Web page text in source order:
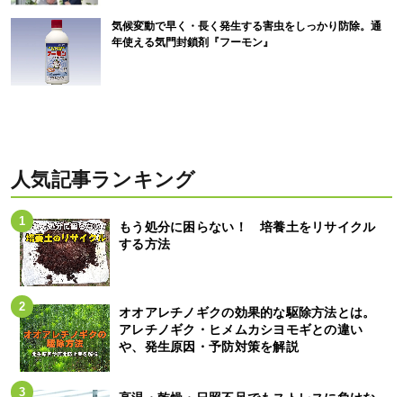
気候変動で早く・長く発生する害虫をしっかり防除。通
年使える気門封鎖剤『フーモン』
人気記事ランキング
もう処分に困らない！ 培養土をリサイクル
する方法
オオアレチノギクの効果的な駆除方法とは。
アレチノギク・ヒメムカシヨモギとの違い
や、発生原因・予防対策を解説